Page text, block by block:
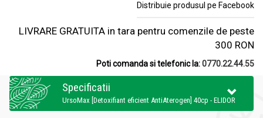
Distribuie produsul pe Facebook
LIVRARE GRATUITA in tara pentru comenzile de peste
300 RON
Poti comanda si telefonic la:0770.22.44.55
Specificatii
UrsoMax [Detoxifiant eficient AntiAterogen] 40cp - ELIDOR